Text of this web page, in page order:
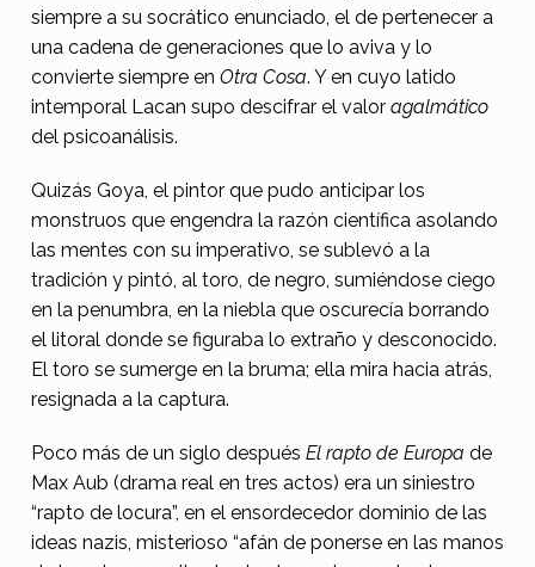
siempre a su socrático enunciado, el de pertenecer a
una cadena de generaciones que lo aviva y lo
convierte siempre en Otra Cosa. Y en cuyo latido
intemporal Lacan supo descifrar el valor agalmático
del psicoanálisis.
Quizás Goya, el pintor que pudo anticipar los
monstruos que engendra la razón científica asolando
las mentes con su imperativo, se sublevó a la
tradición y pintó, al toro, de negro, sumiéndose ciego
en la penumbra, en la niebla que oscurecía borrando
el litoral donde se figuraba lo extraño y desconocido.
El toro se sumerge en la bruma; ella mira hacia atrás,
resignada a la captura.
Poco más de un siglo después El rapto de Europa de
Max Aub (drama real en tres actos) era un siniestro
“rapto de locura”, en el ensordecedor dominio de las
ideas nazis, misterioso “afán de ponerse en las manos